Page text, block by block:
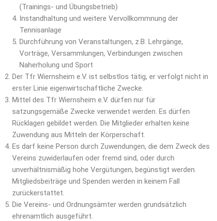
(Trainings- und Übungsbetrieb)
Instandhaltung und weitere Vervollkommnung der
Tennisanlage
Durchführung von Veranstaltungen, z.B. Lehrgänge,
Vorträge, Versammlungen, Verbindungen zwischen
Naherholung und Sport
Der Tfr Wiernsheim e.V. ist selbstlos tätig, er verfolgt nicht in
erster Linie eigenwirtschaftliche Zwecke.
Mittel des Tfr Wiernsheim e.V. dürfen nur für
satzungsgemäße Zwecke verwendet werden. Es dürfen
Rücklagen gebildet werden. Die Mitglieder erhalten keine
Zuwendung aus Mitteln der Körperschaft.
Es darf keine Person durch Zuwendungen, die dem Zweck des
Vereins zuwiderlaufen oder fremd sind, oder durch
unverhältnismäßig hohe Vergütungen, begünstigt werden.
Mitgliedsbeiträge und Spenden werden in keinem Fall
zurückerstattet.
Die Vereins- und Ordnungsämter werden grundsätzlich
ehrenamtlich ausgeführt.